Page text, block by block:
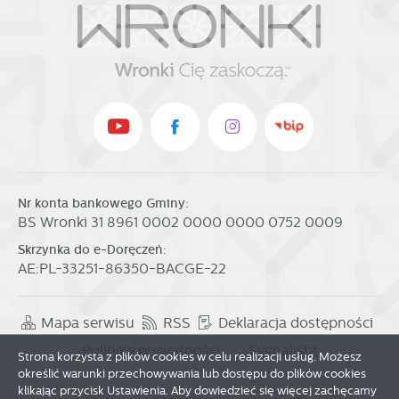
Nr konta bankowego Gminy:
BS Wronki 31 8961 0002 0000 0000 0752 0009
Skrzynka do e-Doręczeń:
AE:PL-33251-86350-BACGE-22
Mapa serwisu RSS
Deklaracja dostępności
Polityka prywatności
Sygnalista
Strona korzysta z plików cookies w celu realizacji usług. Możesz
określić warunki przechowywania lub dostępu do plików cookies
klikając przycisk Ustawienia. Aby dowiedzieć się więcej zachęcamy
w charakterze pośredników prezentujących nasze treści w
postaci wiadomości, ofert, komunikatów mediów